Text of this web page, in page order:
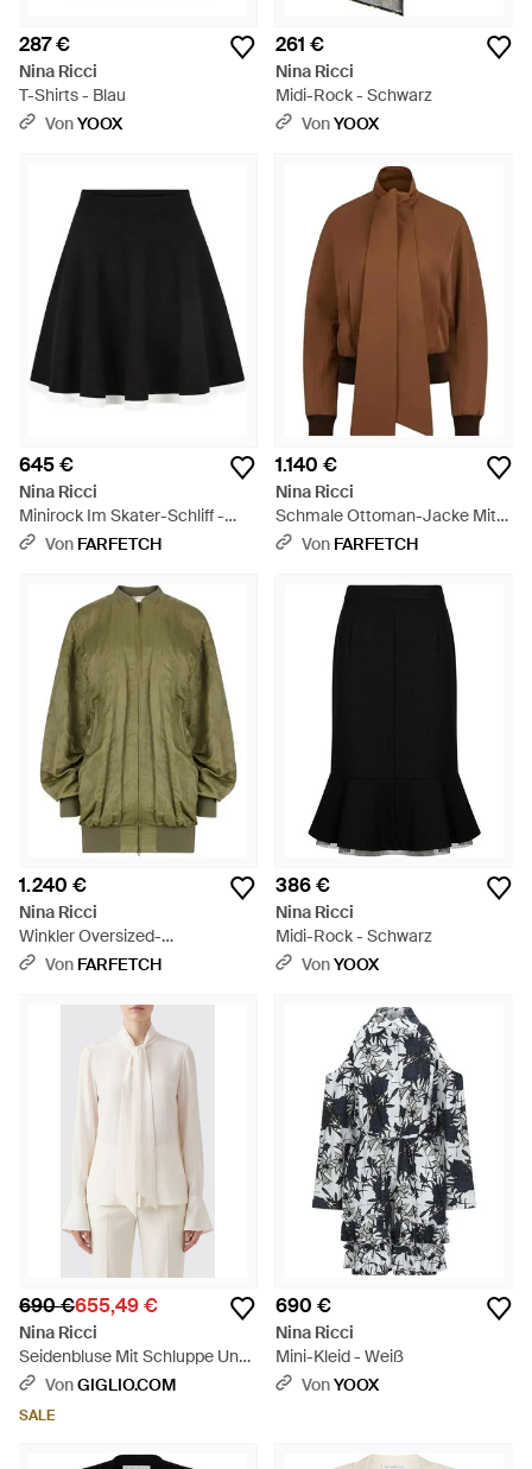
287 €
Nina Ricci
T-Shirts - Blau
VonYOOX
261 €
Nina Ricci
Midi-Rock - Schwarz
VonYOOX
645 €
Nina Ricci
Minirock Im Skater-Schliff -
Schwarz
Von FARFETCH
1.140 €
Nina Ricci
Schmale Ottoman-Jacke Mit
Schaldetail - Braun
Von FARFETCH
1.240 €
Nina Ricci
Winkler Oversized-
Bomberjacke Mit Knitteroptik -
Von FARFETCH
386 €
Nina Ricci
Midi-Rock - Schwarz
VonYOOX
690 €655,49 €
Nina Ricci
Seidenbluse Mit Schluppe Und
Ausgestellten Manschetten -
VonGIGLIO.COM
SALE
690 €
Nina Ricci
Mini-Kleid - Weiß
VonYOOX